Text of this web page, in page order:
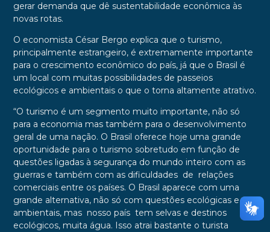
gerar demanda que dê sustentabilidade econômica às
novas rotas.
O economista César Bergo explica que o turismo,
principalmente estrangeiro, é extremamente importante
para o crescimento econômico do país, já que o Brasil é
um local com muitas possibilidades de passeios
ecológicos e ambientais o que o torna altamente atrativo.
“O turismo é um segmento muito importante, não só
para a economia mas também para o desenvolvimento
geral de uma nação. O Brasil oferece hoje uma grande
oportunidade para o turismo sobretudo em função de
questões ligadas à segurança do mundo inteiro com as
guerras e também com as dificuldades de relações
comerciais entre os países. O Brasil aparece com uma
grande alternativa, não só com questões ecológicas e
ambientais, mas nosso país tem selvas e destinos
ecológicos, muita água. Isso atrai bastante o turista